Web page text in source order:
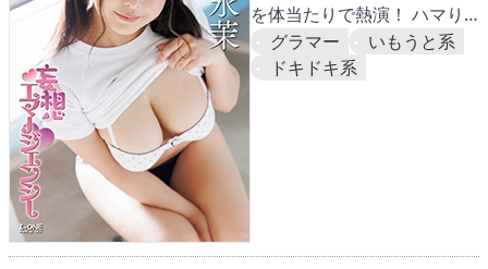
を体当たりで熱演！ ハマり
すぎのシチュエーションがお
じさんのハートを弄びます。
グラマー
いもうと系
ドキドキ系